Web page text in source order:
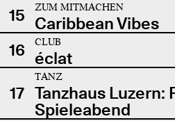
15
ZUM MITMACHEN
Caribbean Vibes
16
CLUB
éclat
17
TANZ
Tanzhaus Luzern:
Spieleabend